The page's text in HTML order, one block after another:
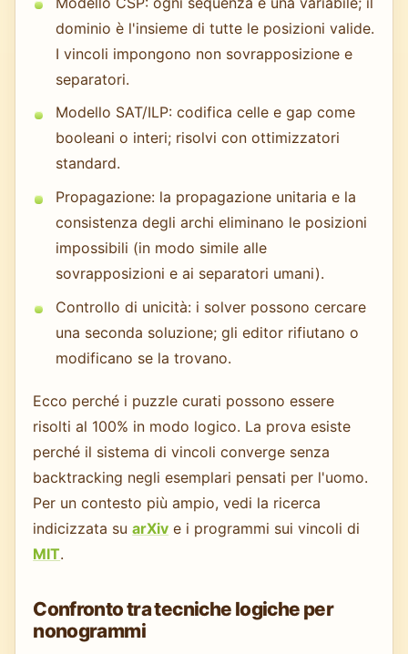
dominio è l'insieme di tutte le posizioni valide.
I vincoli impongono non sovrapposizione e
separatori.
Modello SAT/ILP: codifica celle e gap come
booleani o interi; risolvi con ottimizzatori
standard.
Propagazione: la propagazione unitaria e la
consistenza degli archi eliminano le posizioni
impossibili (in modo simile alle
sovrapposizioni e ai separatori umani).
Controllo di unicità: i solver possono cercare
una seconda soluzione; gli editor rifiutano o
modificano se la trovano.
Ecco perché i puzzle curati possono essere
risolti al 100% in modo logico. La prova esiste
perché il sistema di vincoli converge senza
backtracking negli esemplari pensati per l'uomo.
Per un contesto più ampio, vedi la ricerca
indicizzata suarXiv e i programmi sui vincoli di
MIT.
Confronto tra tecniche logiche per
nonogrammi